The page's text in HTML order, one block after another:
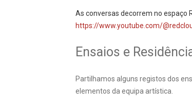
As conversas decorrem no espaço
https://www.youtube.com/
Ensaios e
Partilhamos alguns registos dos
elementos da equipa artística.